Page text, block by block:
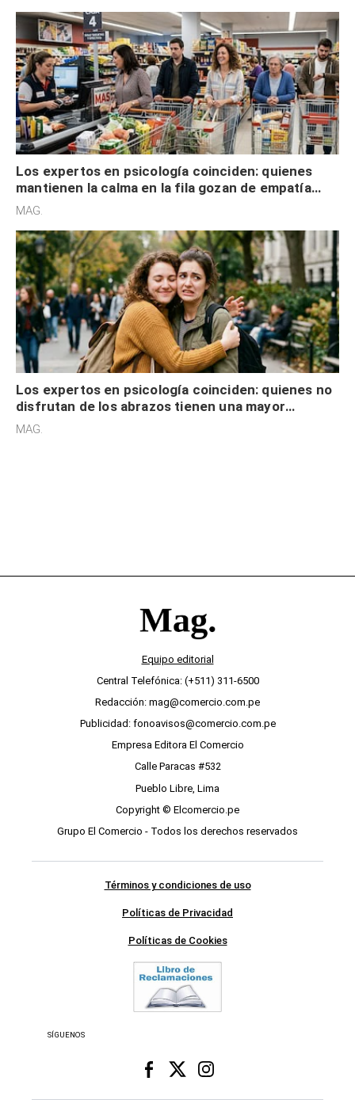
Los expertos en psicología coinciden: quienes
mantienen la calma en la fila gozan de empatía
cognitiva, gratitud y no solo tienen autocontrol
MAG.
Los expertos en psicología coinciden: quienes no
disfrutan de los abrazos tienen una mayor
sensibilidad a los estímulos físicos y no es por
MAG.
Equipo editorial
Central Telefónica: (+511) 311-6500
Redacción: mag@comercio.com.pe
Publicidad: fonoavisos@comercio.com.pe
Empresa Editora El Comercio
Calle Paracas #532
Pueblo Libre, Lima
Copyright © Elcomercio.pe
Grupo El Comercio - Todos los derechos reservados
Términos y condiciones de uso
Políticas de Privacidad
Políticas de Cookies
SÍGUENOS